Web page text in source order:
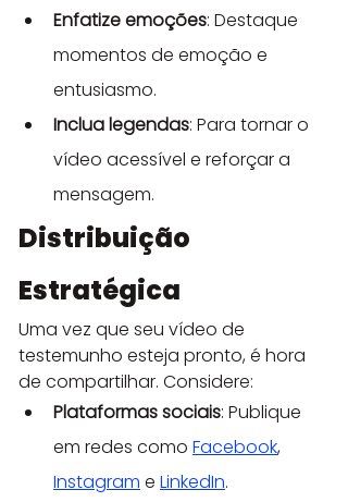
Enfatize emoções: Destaque
momentos de emoção e
entusiasmo.
Inclua legendas: Para tornar o
vídeo acessível e reforçar a
mensagem.
Distribuição
Estratégica
Uma vez que seu vídeo de
testemunho esteja pronto, é hora
de compartilhar. Considere:
Plataformas sociais: Publique
em redes como Facebook,
Instagram e LinkedIn.